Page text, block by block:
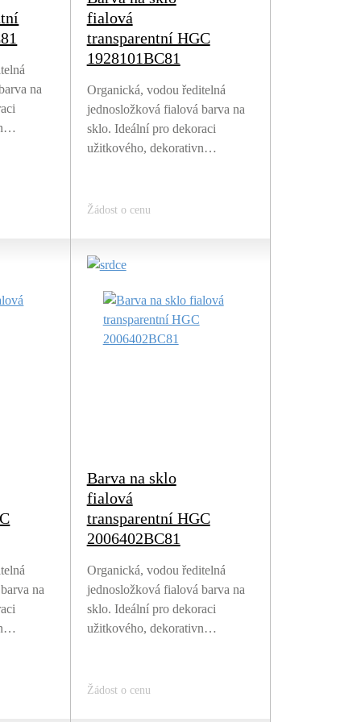
na
fialová
transparentní HGC
1928101BC81
Organická, vodou ředitelná
jednosložková fialová barva na
sklo. Ideální pro dekoraci
užitkového, dekorativn…
Žádost o cenu
na
Barva na sklo
fialová
transparentní HGC
2006402BC81
Organická, vodou ředitelná
jednosložková fialová barva na
sklo. Ideální pro dekoraci
užitkového, dekorativn…
Žádost o cenu